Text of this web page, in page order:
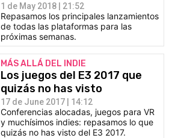
1 de May 2018 | 21:52
Repasamos los principales lanzamientos
de todas las plataformas para las
próximas semanas.
MÁS ALLÁ DEL INDIE
Los juegos del E3 2017 que
quizás no has visto
17 de June 2017 | 14:12
Conferencias alocadas, juegos para VR
y muchísimos indies: repasamos lo que
quizás no has visto del E3 2017.